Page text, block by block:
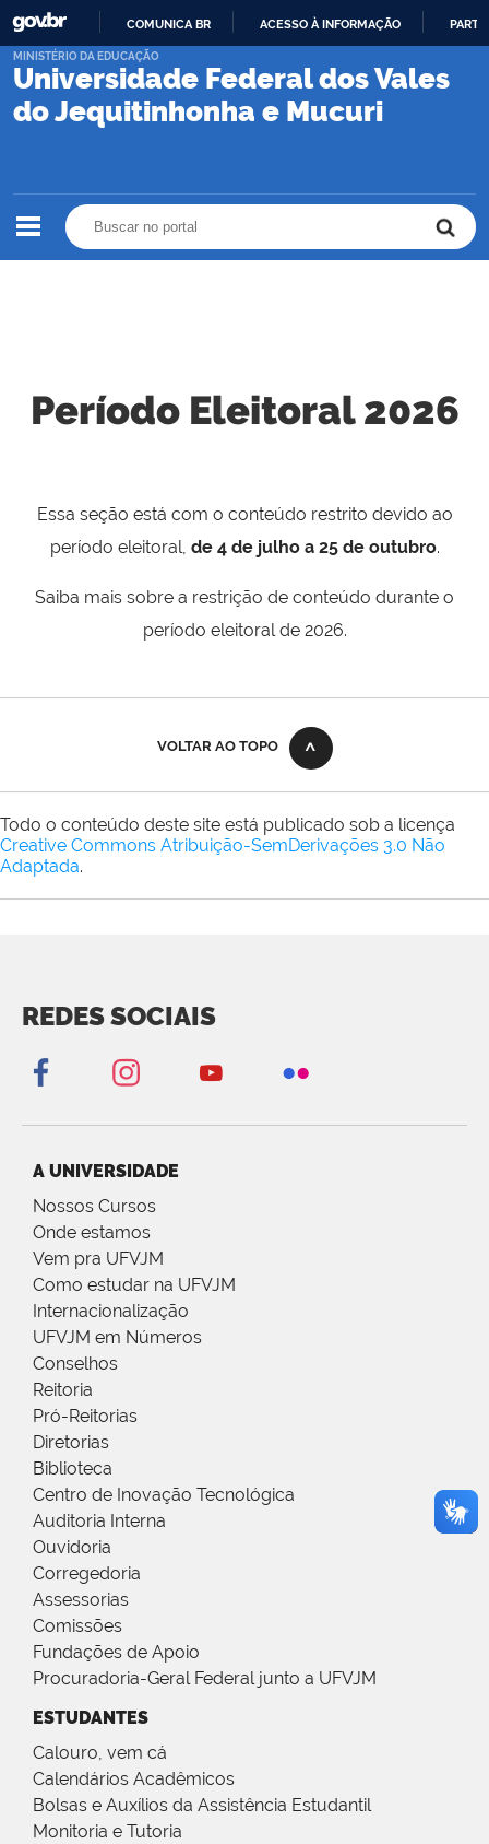
PARA
CONTEÚDO
COMUNICA BR ACESSO À INFORMAÇÃO
Universidade Federal dos Vales
do Jequitinhonha e Mucuri
MINISTÉRIO DA EDUCAÇÃO
Período Eleitoral 2026
Essa seção está com o conteúdo restrito devido ao
período eleitoral, de 4 de julho a 25 de outubro.
Saiba mais sobre a restrição de conteúdo durante o
período eleitoral de 2026.
VOLTAR AO TOPO
Todo o conteúdo deste site está publicado sob a licença
Creative Commons Atribuição-SemDerivações 3.0 Não
Adaptada.
REDES SOCIAIS
A UNIVERSIDADE
Nossos Cursos
Onde estamos
Vem pra UFVJM
Como estudar na UFVJM
Internacionalização
UFVJM em Números
Conselhos
Reitoria
Pró-Reitorias
Diretorias
Biblioteca
Centro de Inovação Tecnológica
Auditoria Interna
Ouvidoria
Corregedoria
Assessorias
Comissões
Fundações de Apoio
Procuradoria-Geral Federal junto a UFVJM
ESTUDANTES
Calouro, vem cá
Calendários Acadêmicos
Bolsas e Auxílios da Assistência Estudantil
Monitoria e Tutoria